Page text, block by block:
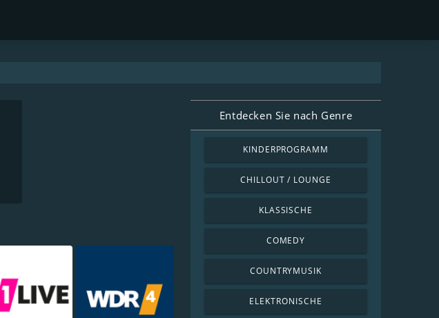
Entdecken Sie nach Genre
KINDERPROGRAMM
CHILLOUT / LOUNGE
KLASSISCHE
COMEDY
COUNTRYMUSIK
ELEKTRONISCHE